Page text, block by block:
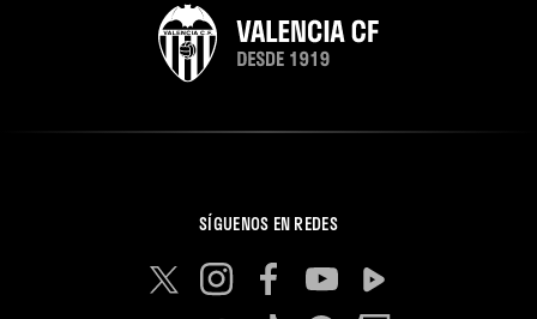
SÍGUENOS EN REDES